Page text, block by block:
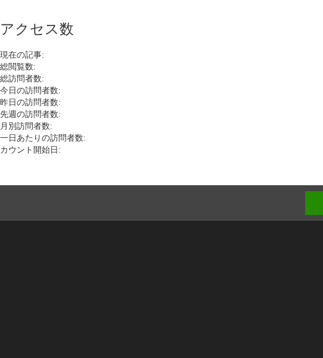
アクセス数
現在の記事:
総閲覧数:
総訪問者数:
今日の訪問者数:
昨日の訪問者数:
先週の訪問者数:
月別訪問者数:
一日あたりの訪問者数:
カウント開始日: